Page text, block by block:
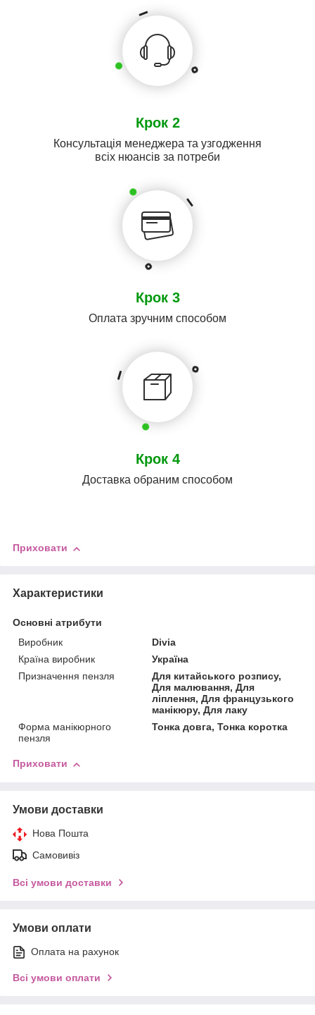
Крок 2
Консультація менеджера та узгодження
всіх нюансів за потреби
Крок 3
Оплата зручним способом
Крок 4
Доставка обраним способом
Приховати
Характеристики
Основні атрибути
Виробник
Divia
Країна виробник
Україна
Призначення пензля
Для китайського розпису,
Для малювання, Для
ліплення, Для французького
манікюру, Для лаку
Форма манікюрного
пензля
Тонка довга, Тонка коротка
Приховати
Умови доставки
Нова Пошта
Самовивіз
Всі умови доставки
Умови оплати
Оплата на рахунок
Всі умови оплати